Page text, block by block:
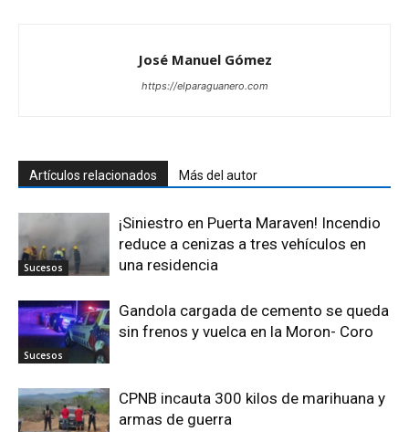
José Manuel Gómez
https://elparaguanero.com
Artículos relacionados Más del autor
Sucesos
¡Siniestro en Puerta Maraven! Incendio
reduce a cenizas a tres vehículos en
una residencia
Sucesos
Gandola cargada de cemento se queda
sin frenos y vuelca en la Moron- Coro
CPNB incauta 300 kilos de marihuana y
armas de guerra